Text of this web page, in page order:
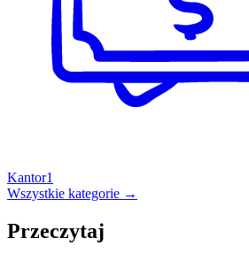
Kantor1
Wszystkie kategorie →
Przeczytaj